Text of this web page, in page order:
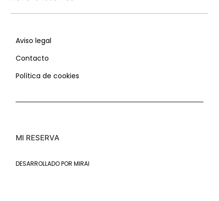
Aviso legal
Contacto
Política de cookies
MI RESERVA
DESARROLLADO PORMIRAI